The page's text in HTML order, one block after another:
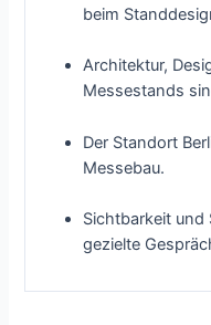
beim
Architektur,
Messestands
Der Standort
Messebau.
Sichtbarkeit und
gezielte